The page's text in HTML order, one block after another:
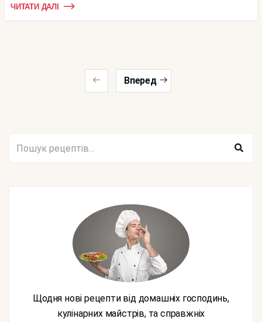
ЧИТАТИ ДАЛІ
Вперед
Щодня нові рецепти від домашніх господинь,
кулінарних майстрів, та справжніх